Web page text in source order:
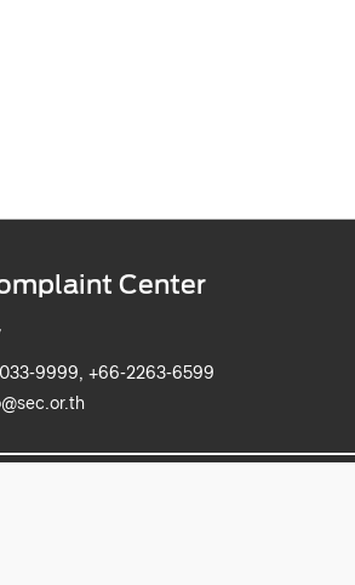
Center
+66-2033-9999, +66-2263-6599